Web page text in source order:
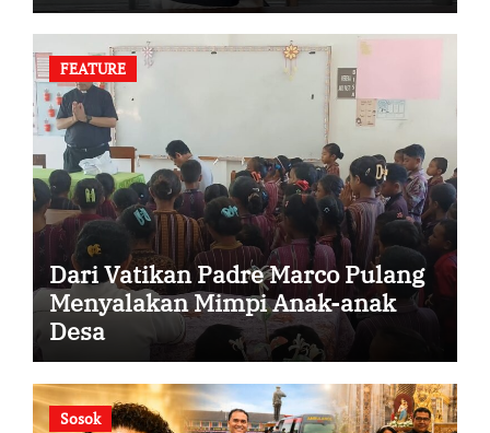
FEATURE
Dari Vatikan Padre Marco Pulang
Menyalakan Mimpi Anak-anak
Desa
Sosok